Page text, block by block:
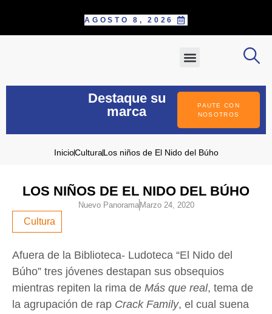
AGOSTO 8, 2026
Destaque su
marca
PAUTE CON
NOSOTROS
InicioCulturaLos niños de El Nido del Búho
LOS NIÑOS DE EL NIDO DEL BÚHO
Nuevo Panorama Marzo 24, 2020
Cultura
Afuera de la Biblioteca- Ludoteca “El Nido del
Búho” tres jóvenes destapan sus obsequios
mientras repiten la rima de Más que real, tema de
la agrupación de rap Crack Family, el cual suena